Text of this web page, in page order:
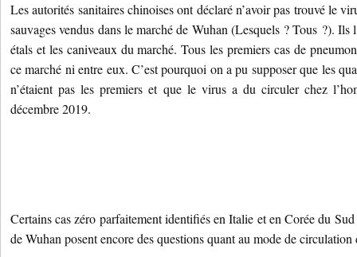
Les autorités sanitaires chinoises ont déclaré n’avoir pas trouvé le
sauvages vendus dans le marché de Wuhan (Lesquels ? Tous ?). Ils
étals et les caniveaux du marché. Tous les premiers cas de
ce marché ni entre eux. C’est pourquoi on a pu supposer que les
n’étaient pas les premiers et que le virus a du circuler chez
décembre 2019.
Certains cas zéro parfaitement identifiés en Italie et en Corée du
de Wuhan posent encore des questions quant au mode de